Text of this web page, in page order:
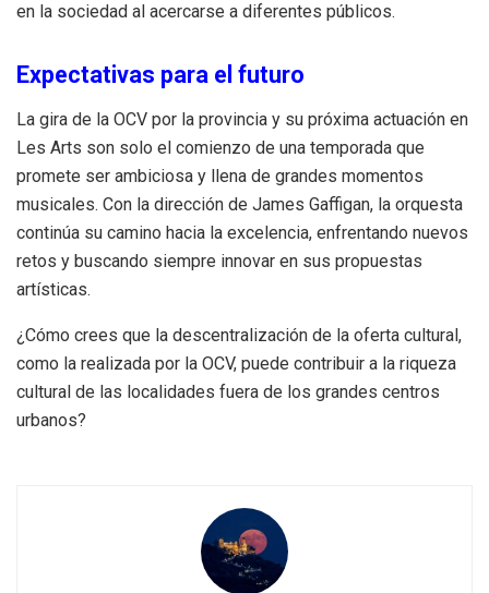
en la sociedad al acercarse a diferentes públicos.
Expectativas para el futuro
La gira de la OCV por la provincia y su próxima actuación en
Les Arts son solo el comienzo de una temporada que
promete ser ambiciosa y llena de grandes momentos
musicales. Con la dirección de James Gaffigan, la orquesta
continúa su camino hacia la excelencia, enfrentando nuevos
retos y buscando siempre innovar en sus propuestas
artísticas.
¿Cómo crees que la descentralización de la oferta cultural,
como la realizada por la OCV, puede contribuir a la riqueza
cultural de las localidades fuera de los grandes centros
urbanos?